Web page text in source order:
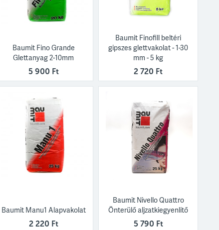
Baumit Fino Grande
Glettanyag 2-10mm
5 900 Ft
Baumit Finofill beltéri
gipszes glettvakolat - 1-30
mm - 5 kg
2 720 Ft
Baumit Manu1 Alapvakolat
2 220 Ft
Baumit Nivello Quattro
Önterülő aljzatkiegyenlítő
5 790 Ft